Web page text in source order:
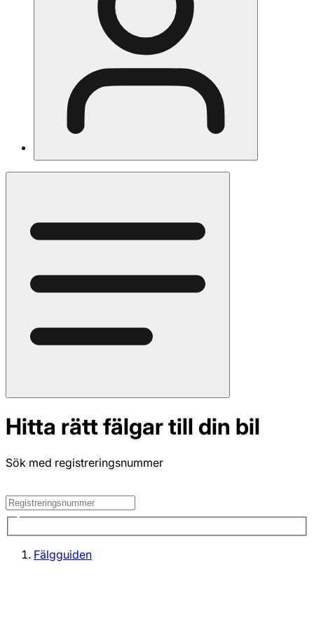
Hitta rätt fälgar till din bil
Sök med registreringsnummer
Fälgguiden